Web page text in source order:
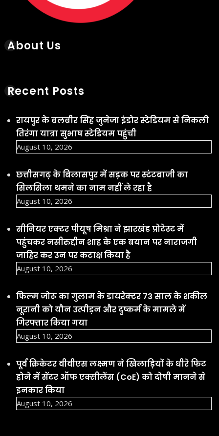
About Us
Recent Posts
रायपुर के बलबीर सिंह जुनेजा इंडोर स्टेडियम से निकली
तिरंगा यात्रा सुभाष स्टेडियम पहुंची
August 10, 2026
छत्तीसगढ़ के बिलासपुर में सड़क पर स्टंटबाजी का
सिलसिला थमने का नाम नहीं ले रहा है
August 10, 2026
सीनियर एक्टर पीयूष मिश्रा ने झारखंड प्रोटेस्ट में
पहुंचकर नसीरुद्दीन शाह के एक बयान पर नाराजगी
जाहिर कर उन पर कटाक्ष किया है
August 10, 2026
फिल्म जोरू का गुलाम के डायरेक्टर 73 साल के शकील
नूरानी को यौन उत्पीड़न और दुष्कर्म के मामले में
गिरफ्तार किया गया
August 10, 2026
पूर्व क्रिकेटर वीवीएस लक्ष्मण ने खिलाड़ियों के धीरे फिट
होने में सेंटर ऑफ एक्सीलेंस (CoE) को दोषी मानने से
इनकार किया
August 10, 2026